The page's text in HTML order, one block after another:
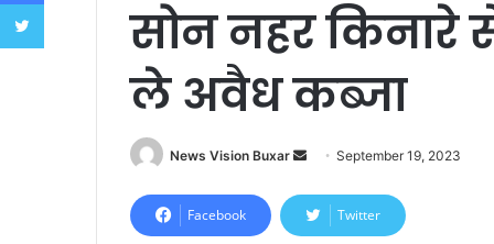
सोन नहर किनारे
ले अवैध कब्जा
News Vision Buxar
n
d
September 19, 2023
Facebook Twitter